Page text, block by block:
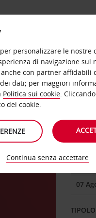
DAL
personalizzare le nostre
di navigazione sul
con partner affidabili
dati; per maggiori
Politica sui cookie.
dei cookie.
Continua senza accettare